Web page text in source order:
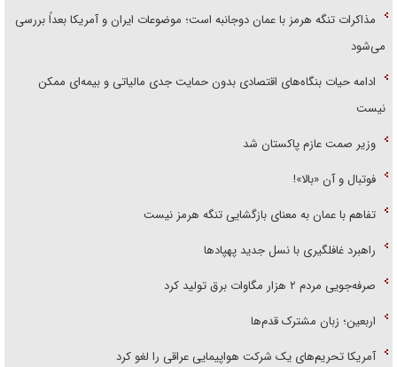
مذاکرات تنگه هرمز با عمان دوجانبه است؛ موضوعات ایران و آمریکا بعداً بررسی
می‌شود
ادامه حیات بنگاه‌های اقتصادی بدون حمایت جدی مالیاتی و بیمه‌ای ممکن
نیست
وزیر صمت عازم پاکستان شد
فوتبال و آن «بالا»!
تفاهم با عمان به معنای بازگشایی تنگه هرمز نیست
راهبرد غافلگیری با نسل جدید پهپاد‌ها
صرفه‌جویی مردم ۲ هزار مگاوات برق تولید کرد
اربعین؛ زبان مشترک قدم‌ها
آمریکا تحریم‌های یک شرکت هواپیمایی عراقی را لغو کرد